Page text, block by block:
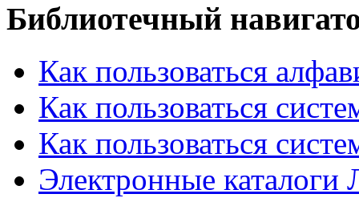
Библиотечный
Как пользоваться
Как пользоваться
Как пользоваться
Электронные